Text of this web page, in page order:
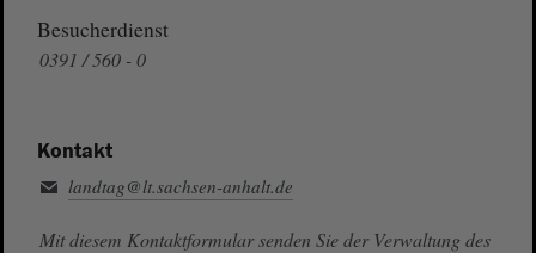
Besucherdienst
0391 / 560 - 0
Kontakt
landtag@lt.sachsen-anhalt.de
Mit diesem Kontaktformular senden Sie der Verwaltung des